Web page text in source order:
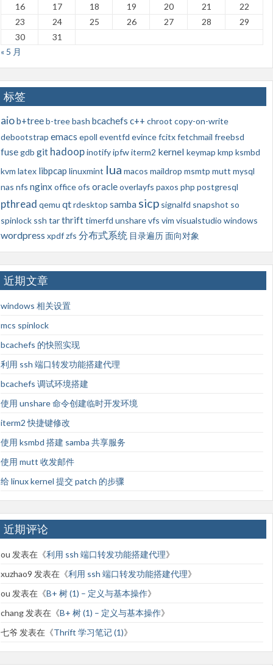
16
17 18 19 20 21
22
23
24 25 26 27 28
29
30
31
« 5 月
标签
aiob+treeb-treebash bcachefs c++ chroot copy-on-write
debootstrap emacs epoll eventfd evincefcitxfetchmail freebsd
fuse gdb git hadoopinotifyipfwiterm2 kernel keymap kmp ksmbd
kvm latex libpcap linuxmint lua macos maildrop msmtp mutt mysql
nas nfs nginx officeofs oracleoverlayfs paxos php postgresql
pthread qemu qtrdesktop samba sicp signalfd snapshot so
spinlock ssh tarthrifttimerfd unsharevfs vim visualstudio windows
wordpress xpdfzfs 分布式系统 目录遍历面向对象
近期文章
windows 相关设置
mcs spinlock
bcachefs 的快照实现
利用 ssh 端口转发功能搭建代理
bcachefs 调试环境搭建
使用 unshare 命令创建临时开发环境
iterm2 快捷键修改
使用 ksmbd 搭建 samba 共享服务
使用 mutt 收发邮件
给 linux kernel 提交 patch 的步骤
近期评论
ou 发表在《利用 ssh 端口转发功能搭建代理》
xuzhao9 发表在《利用 ssh 端口转发功能搭建代理》
ou 发表在《B+ 树 (1) – 定义与基本操作》
chang 发表在《B+ 树 (1) – 定义与基本操作》
七爷 发表在《Thrift 学习笔记 (1)》